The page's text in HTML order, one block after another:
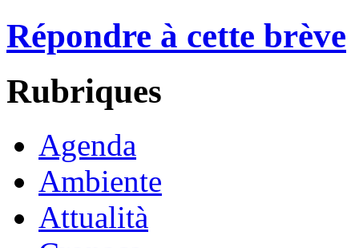
Répondre à cette brève
Rubriques
Agenda
Ambiente
Attualità